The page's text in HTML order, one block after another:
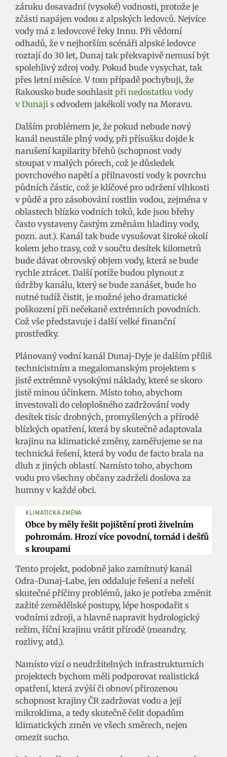
záruku dosavadní (vysoké) vodnosti, protože je
zčásti napájen vodou z alpských ledovců. Nejvíce
vody má z ledovcové řeky Innu. Při vědomí
odhadů, že v nejhorším scénáři alpské ledovce
roztají do 30 let, Dunaj tak překvapivě nemusí být
spolehlivý zdroj vody. Pokud bude vysychat, tak
přes letní měsíce. V tom případě pochybuji, že
Rakousko bude souhlasit při nedostatku vody
v Dunaji s odvodem jakékoli vody na Moravu.
Dalším problémem je, že pokud nebude nový
kanál neustále plný vody, při přísušku dojde k
narušení kapilarity břehů (schopnost vody
stoupat v malých pórech, což je důsledek
povrchového napětí a přilnavosti vody k povrchu
půdních částic, což je klíčové pro udržení vlhkosti
v půdě a pro zásobování rostlin vodou, zejména v
oblastech blízko vodních toků, kde jsou břehy
často vystaveny častým změnám hladiny vody,
pozn. aut.). Kanál tak bude vysušovat široké okolí
kolem jeho trasy, což v součtu desítek kilometrů
bude dávat obrovský objem vody, která se bude
rychle ztrácet. Další potíže budou plynout z
údržby kanálu, který se bude zanášet, bude ho
nutné tudíž čistit, je možné jeho dramatické
poškození při nečekaně extrémních povodních.
Což vše představuje i další velké finanční
prostředky.
Plánovaný vodní kanál Dunaj-Dyje je dalším příliš
technicistním a megalomanským projektem s
jistě extrémně vysokými náklady, které se skoro
jistě minou účinkem. Místo toho, abychom
investovali do celoplošného zadržování vody
desítek tisíc drobných, promyšlených a přírodě
blízkých opatření, která by skutečně adaptovala
krajinu na klimatické změny, zaměřujeme se na
technická řešení, která by vodu de facto brala na
dluh z jiných oblastí. Namísto toho, abychom
vodu pro všechny občany zadrželi doslova za
humny v každé obci.
KLIMATICKÁ ZMĚNA
Obce by měly řešit pojištění proti živelním
pohromám. Hrozí více povodní, tornád i dešťů
s kroupami
Tento projekt, podobně jako zamítnutý kanál
Odra-Dunaj-Labe, jen oddaluje řešení a neřeší
skutečné příčiny problémů, jako je potřeba změnit
zažité zemědělské postupy, lépe hospodařit s
vodními zdroji, a hlavně napravit hydrologický
režim, říční krajinu vrátit přírodě (meandry,
rozlivy, atd.).
Namísto vizí o neudržitelných infrastrukturních
projektech bychom měli podporovat realistická
opatření, která zvýší či obnoví přirozenou
schopnost krajiny ČR zadržovat vodu a její
mikroklima, a tedy skutečně čelit dopadům
klimatických změn ve všech směrech, nejen
omezit sucho.